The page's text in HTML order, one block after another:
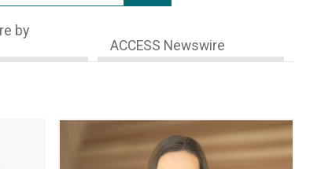
by
ACCESS Newswire